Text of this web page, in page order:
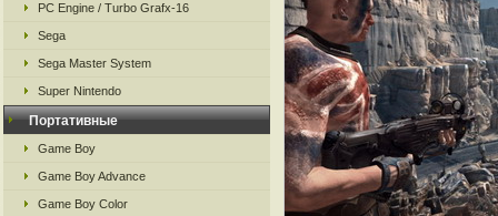
PC Engine / Turbo Grafx-16
Sega
Sega Master System
Super Nintendo
Портативные
Game Boy
Game Boy Advance
Game Boy Color